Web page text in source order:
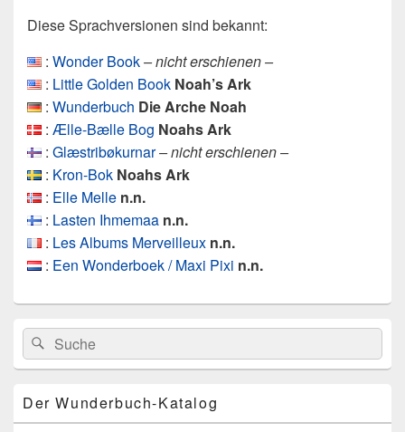
Diese Sprachversionen sind bekannt:
: Wonder Book– nicht erschienen –
: Little Golden Book Noah’s Ark
: Wunderbuch Die Arche Noah
: Ælle-Bælle Bog Noahs Ark
: Glæstribøkurnar– nicht erschienen –
: Kron-Bok Noahs Ark
: Elle Melle n.n.
: Lasten Ihmemaa n.n.
: Les Albums Merveilleux n.n.
: Een Wonderboek / Maxi Pixi n.n.
Primärer
Seitenleisten
Widget-
Bereich
Search
for:
Suche
Der Wunderbuch-Katalog